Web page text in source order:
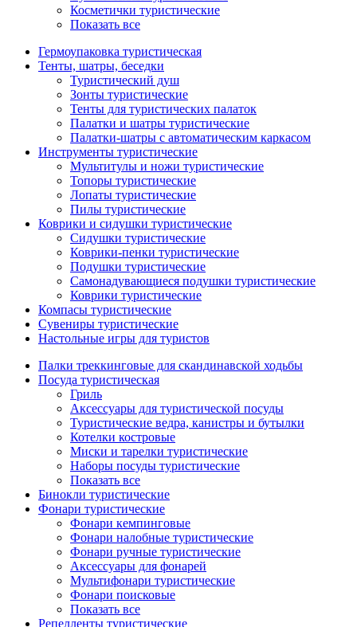
Косметички туристические
Показать все
Гермоупаковка туристическая
Тенты, шатры, беседки
Туристический душ
Зонты туристические
Тенты для туристических палаток
Палатки и шатры туристические
Палатки-шатры с автоматическим каркасом
Инструменты туристические
Мультитулы и ножи туристические
Топоры туристические
Лопаты туристические
Пилы туристические
Коврики и сидушки туристические
Сидушки туристические
Коврики-пенки туристические
Подушки туристические
Самонадувающиеся подушки туристические
Коврики туристические
Компасы туристические
Сувениры туристические
Настольные игры для туристов
Палки треккинговые для скандинавской ходьбы
Посуда туристическая
Гриль
Аксессуары для туристической посуды
Туристические ведра, канистры и бутылки
Котелки костровые
Миски и тарелки туристические
Наборы посуды туристические
Показать все
Бинокли туристические
Фонари туристические
Фонари кемпинговые
Фонари налобные туристические
Фонари ручные туристические
Аксессуары для фонарей
Мультифонари туристические
Фонари поисковые
Показать все
Репелленты туристические